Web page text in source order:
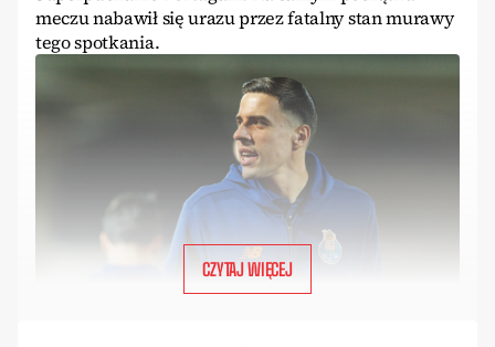
meczu nabawił się urazu przez fatalny stan murawy
tego spotkania.
CZYTAJ WIĘCEJ